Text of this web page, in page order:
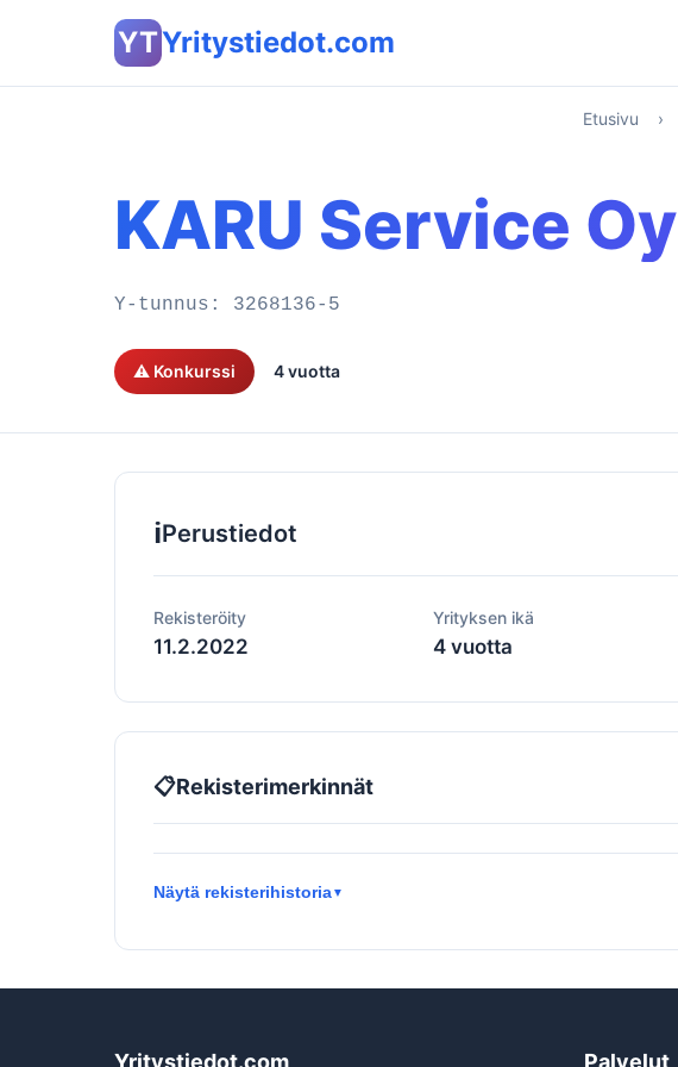
YTYritystiedot.com
Etusivu ›
KARU Service Oy
Y-tunnus: 3268136-5
⚠️ Konkurssi 4 vuotta
ℹ️Perustiedot
Rekisteröity
11.2.2022
Yrityksen ikä
4 vuotta
📋Rekisterimerkinnät
Näytä rekisterihistoria▼
Yritystiedot.com Palvelut